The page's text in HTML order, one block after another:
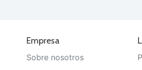
Empresa
Sobre nosotros